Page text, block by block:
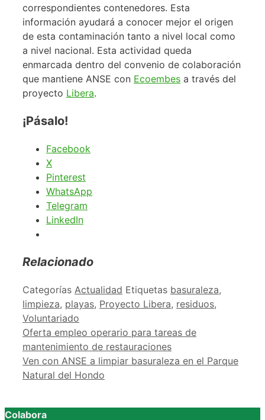
correspondientes contenedores. Esta
información ayudará a conocer mejor el origen
de esta contaminación tanto a nivel local como
a nivel nacional. Esta actividad queda
enmarcada dentro del convenio de colaboración
que mantiene ANSE con Ecoembes a través del
proyecto Libera.
¡Pásalo!
Facebook
X
Pinterest
WhatsApp
Telegram
LinkedIn
Relacionado
Categorías Actualidad Etiquetas basuraleza,
limpieza, playas, Proyecto Libera, residuos,
Voluntariado
Oferta empleo operario para tareas de
mantenimiento de restauraciones
Ven con ANSE a limpiar basuraleza en el Parque
Natural del Hondo
Colabora